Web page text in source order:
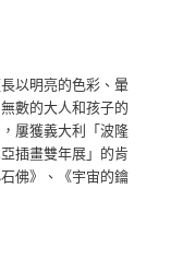
以明亮的色彩、暈
數的大人和孩子的
屢獲義大利「波隆
插畫雙年展」的肯
佛》、《宇宙的鑰